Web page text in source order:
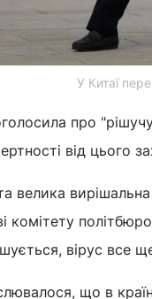
У Китаї
про
від цього
велика
комітету
вірус все
що в